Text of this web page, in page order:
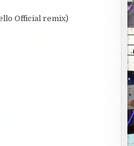
Official remix)